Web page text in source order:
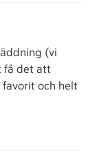
(vi
få det att
favorit och helt